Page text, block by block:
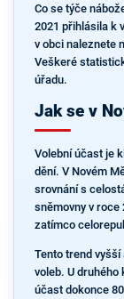
Co se týče
2021 přihlásila k
v obci naleznete
Veškeré
úřadu.
Jak se v
Volební účast je
dění. V Novém
srovnání s
sněmovny v roce
zatímco
Tento trend
voleb. U druhého
účast dokonce